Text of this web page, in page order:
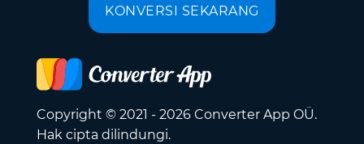
KONVERSI SEKARANG
Copyright © 2021 - 2026 Converter App OÜ.
Hak cipta dilindungi.